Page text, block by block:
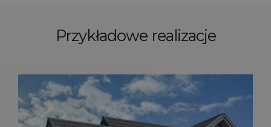
Przykładowe realizacje